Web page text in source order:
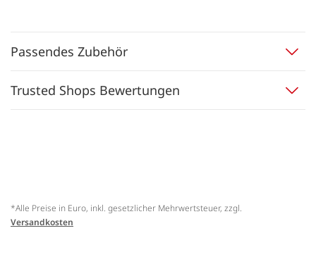
Passendes Zubehör
Trusted Shops Bewertungen
*Alle Preise in Euro, inkl. gesetzlicher Mehrwertsteuer, zzgl.
Versandkosten